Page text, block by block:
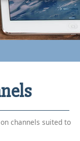
channels suited to